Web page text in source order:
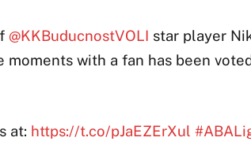
@KKBuducnostVOLI star player
moments with a fan has been
at: https://t.co/pJaEZErXul